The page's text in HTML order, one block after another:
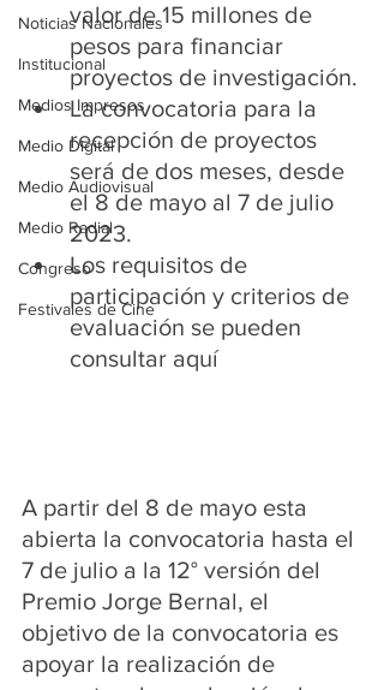
Noticias Nacionales
Institucional
Medios Impresos
Medio Digital
Medio Audiovisual
Medio Radial
Congreso
Festivales de Cine
valor de 15 millones de
pesos para financiar
proyectos de investigación.
La convocatoria para la
recepción de proyectos
será de dos meses, desde
el 8 de mayo al 7 de julio
2023.
Los requisitos de
participación y criterios de
evaluación se pueden
consultar aquí
A partir del 8 de mayo esta
abierta la convocatoria hasta el
7 de julio a la 12° versión del
Premio Jorge Bernal, el
objetivo de la convocatoria es
apoyar la realización de